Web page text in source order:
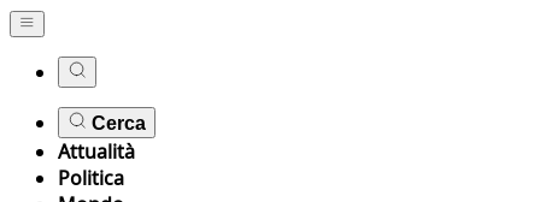
Cerca
Attualità
Politica